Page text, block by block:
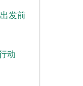
发前
动